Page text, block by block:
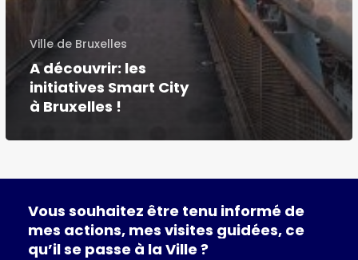
Ville de Bruxelles
A découvrir: les
initiatives Smart City
à Bruxelles !
Vous souhaitez être tenu informé de
mes actions, mes visites guidées, ce
qu’ilse passe à la Ville?